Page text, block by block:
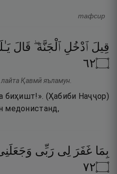
тафсир
قِيلَ ٱدْخُلِ ٱلْجَنَّةَ ۖ قَالَ
۝٢٦
Қавмӣ яъламун.
биҳишт!». (Ҳабиби Наҷҷор)
медонистанд,
بِمَا غَفَرَ لِى رَبِّى
۝٢٧